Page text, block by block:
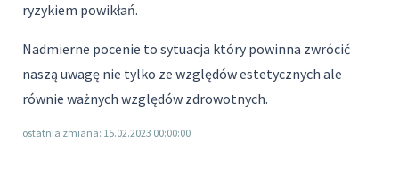
ryzykiem powikłań.
Nadmierne pocenie to sytuacja który powinna zwrócić
naszą uwagę nie tylko ze względów estetycznych ale
równie ważnych względów zdrowotnych.
ostatnia zmiana: 15.02.2023 00:00:00